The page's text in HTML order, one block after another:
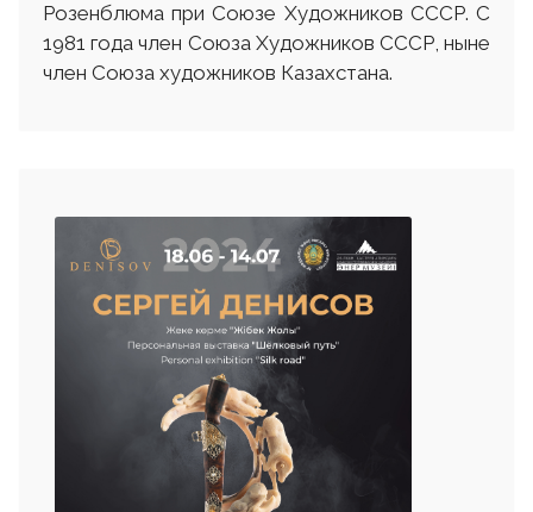
Розенблюма при Союзе Художников СССР. С
1981 года член Союза Художников СССР, ныне
член Союза художников Казахстана.